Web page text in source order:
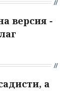
версия -
а